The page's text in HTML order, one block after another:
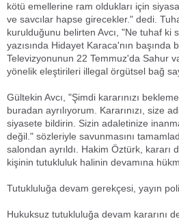
kötü emellerine ram oldukları için
ve savcılar hapse girecekler." dedi.
kurulduğunu belirten Avcı, "Ne tuhaf ki
yazısında Hidayet Karaca'nın başında
Televizyonunun 22 Temmuz'da Sahur
yönelik eleştirileri illegal örgütsel bağ
Gültekin Avcı, "Şimdi kararınızı
buradan ayrılıyorum. Kararınızı, size
siyasete bildirin. Sizin adaletinize
değil." sözleriyle savunmasını
salondan ayrıldı. Hakim Öztürk, kararı
kişinin tutukluluk halinin devamına
Tutukluluğa devam gerekçesi, yayın
Hukuksuz tutukluluğa devam kararını